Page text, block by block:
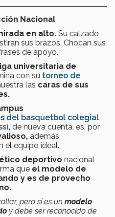
Nacional
en alto. Su calzado
sus brazos. Chocan sus
de apoyo.
universitaria de
con su torneo de
las caras de sus
del basquetbol colegial
, de nueva cuenta, es, por
además
el equipo ideal.
deportivo nacional
que el modelo de
y es de provecho
pero sí es un modelo
y debe ser reconocido de